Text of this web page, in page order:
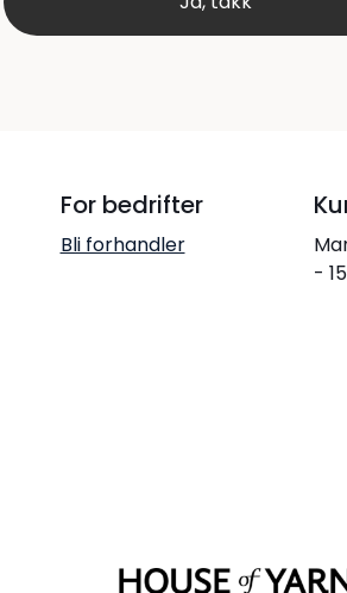
For bedrifter
Bli forhandler
-